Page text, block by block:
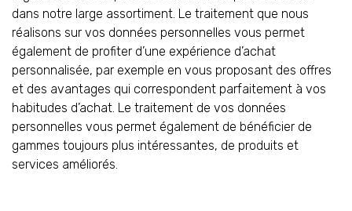
dans notre large assortiment. Le traitement que nous
réalisons sur vos données personnelles vous permet
également de profiter d’une expérience d’achat
personnalisée, par exemple en vous proposant des offres
et des avantages qui correspondent parfaitement à vos
habitudes d’achat. Le traitement de vos données
personnelles vous permet également de bénéficier de
gammes toujours plus intéressantes, de produits et
services améliorés.